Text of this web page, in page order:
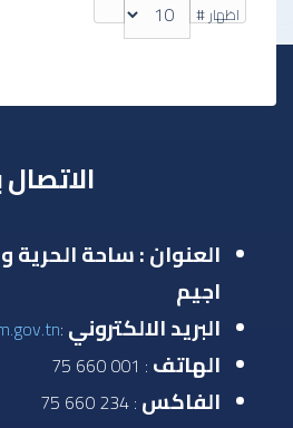
اظهار #
الاتصال
اجيم
البريد الالكتروني :
الهاتف : 001 660 75
الفاكس : 234 660 75